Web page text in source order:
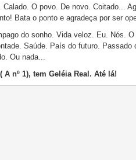
O povo. De novo. Coitado...
Bata o ponto e agradeça por ser
do sonho. Vida veloz. Eu. Nós.
Saúde. País do futuro.
Ou nada...
nº 1), tem Geléia Real. Até lá!